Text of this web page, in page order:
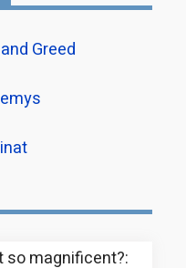
Greed
so magnificent?: